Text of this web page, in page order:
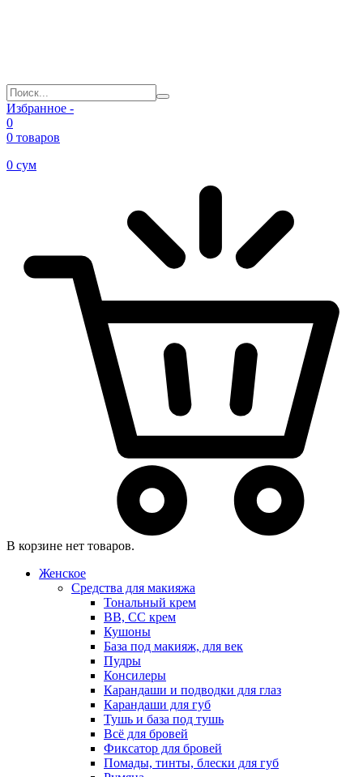
Избранное -
0
0 товаров
0 сум
В корзине нет товаров.
Женское
Средства для макияжа
Тональный крем
BB, CC крем
Кушоны
База под макияж, для век
Пудры
Консилеры
Карандаши и подводки для глаз
Карандаши для губ
Тушь и база под тушь
Всё для бровей
Фиксатор для бровей
Помады, тинты, блески для губ